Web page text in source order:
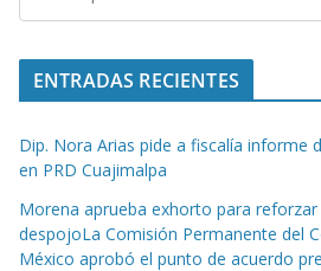
ENTRADAS RECIENTES
Dip. Nora Arias pide a fiscalía informe
en PRD Cuajimalpa
Morena aprueba exhorto para
despojoLa Comisión Permanente del
México aprobó el punto de acuerdo